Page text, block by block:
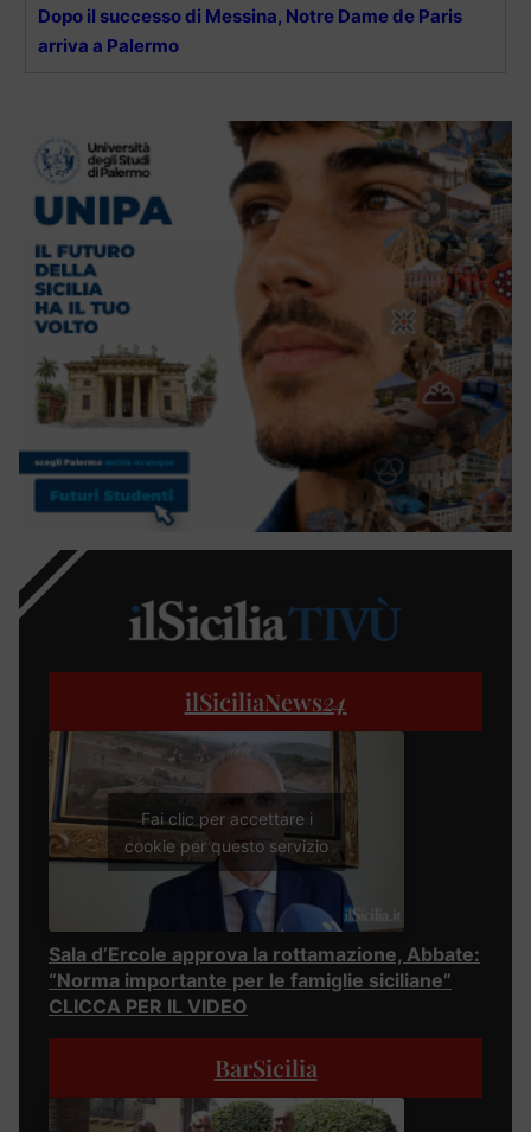
Dopo il successo di Messina, Notre Dame de Paris
arriva a Palermo
ilSiciliaNews24
Fai clic per accettare i
cookie per questo servizio
Sala d’Ercole approva la rottamazione, Abbate:
“Norma importante per le famiglie siciliane”
CLICCA PER IL VIDEO
BarSicilia